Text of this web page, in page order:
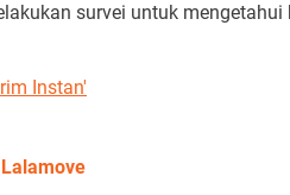
survei untuk mengetahui
Instan'